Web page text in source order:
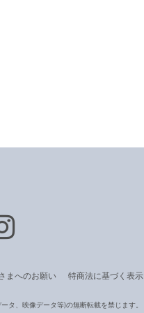
まへのお願い 特商法に基づく表示
タ、映像データ等)の無断転載を禁じます。